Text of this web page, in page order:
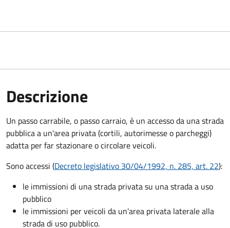
Descrizione
Un passo carrabile, o passo carraio, è un accesso da una strada
pubblica a un'area privata (cortili, autorimesse o parcheggi)
adatta per far stazionare o circolare veicoli.
Sono accessi (Decreto legislativo 30/04/1992, n. 285, art. 22):
le immissioni di una strada privata su una strada a uso
pubblico
le immissioni per veicoli da un'area privata laterale alla
strada di uso pubblico.